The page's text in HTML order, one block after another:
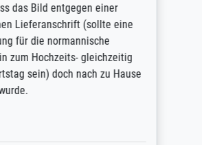
das Bild entgegen einer
Lieferanschrift (sollte eine
für die normannische
zum Hochzeits- gleichzeitig
sein) doch nach zu Hause